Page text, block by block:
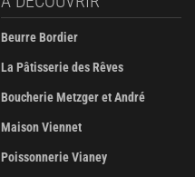
Beurre Bordier
La Pâtisserie des Rêves
Boucherie Metzger et André
Maison Viennet
Poissonnerie Vianey